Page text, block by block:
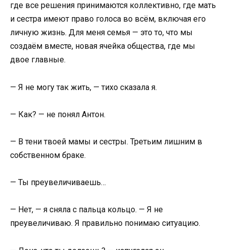
где все решения принимаются коллективно, где мать
и сестра имеют право голоса во всём, включая его
личную жизнь. Для меня семья — это то, что мы
создаём вместе, новая ячейка общества, где мы
двое главные.
— Я не могу так жить, — тихо сказала я.
— Как? — не понял Антон.
— В тени твоей мамы и сестры. Третьим лишним в
собственном браке.
— Ты преувеличиваешь…
— Нет, — я сняла с пальца кольцо. — Я не
преувеличиваю. Я правильно понимаю ситуацию.